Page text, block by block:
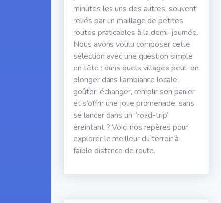
minutes les uns des autres, souvent
reliés par un maillage de petites
routes praticables à la demi-journée.
Nous avons voulu composer cette
sélection avec une question simple
en tête : dans quels villages peut-on
plonger dans l’ambiance locale,
goûter, échanger, remplir son panier
et s’offrir une jolie promenade, sans
se lancer dans un “road-trip”
éreintant ? Voici nos repères pour
explorer le meilleur du terroir à
faible distance de route.